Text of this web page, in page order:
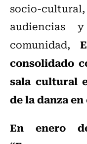
socio-
comunidad,
consolidado
sala cultural
de la danza
En enero